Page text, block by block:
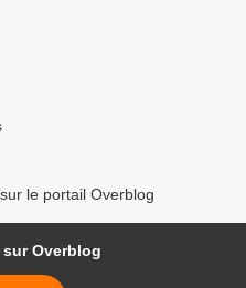
le portail Overblog
Overblog